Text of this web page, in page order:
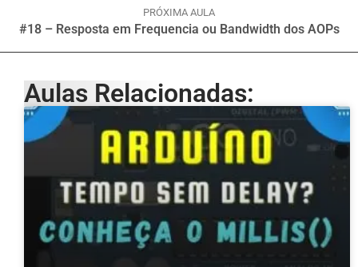
PRÓXIMA AULA
#18 – Resposta em Frequencia ou Bandwidth dos AOPs
Aulas Relacionadas: